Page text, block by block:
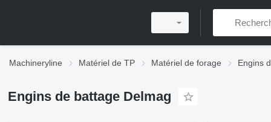
Machineryline Matériel de TP Matériel de forage Engins
Engins de battage Delmag